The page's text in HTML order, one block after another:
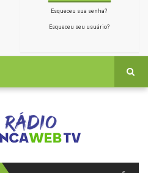
Esqueceu sua senha?
Esqueceu seu usuário?